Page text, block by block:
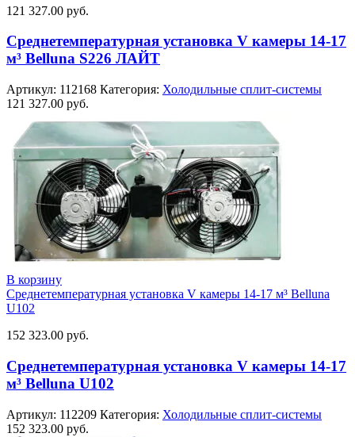
121 327.00 руб.
Среднетемпературная установка V камеры 14-17
м³ Belluna S226 ЛАЙТ
Артикул: 112168 Категория: Холодильные сплит-системы
121 327.00 руб.
В корзину
Среднетемпературная установка V камеры 14-17 м³ Belluna
U102
152 323.00 руб.
Среднетемпературная установка V камеры 14-17
м³ Belluna U102
Артикул: 112209 Категория: Холодильные сплит-системы
152 323.00 руб.